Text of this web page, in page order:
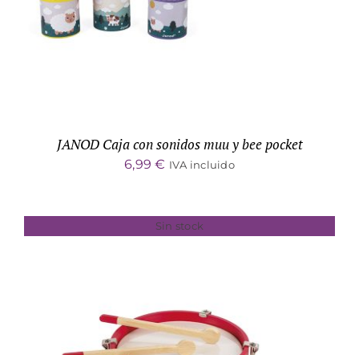
JANOD Caja con sonidos muu y bee pocket
6,99€ IVA incluido
Sin stock